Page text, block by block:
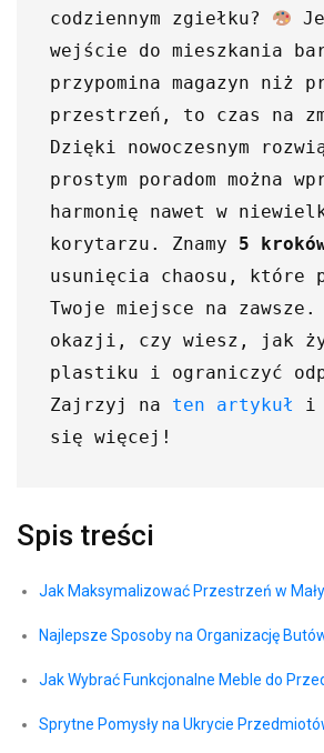
codziennym zgiełku?
wejście do mieszkania
przypomina magazyn niż
przestrzeń, to czas na
Dzięki nowoczesnym
prostym poradom można
harmonię nawet w
korytarzu. Znamy 5
usunięcia chaosu, które
Twoje miejsce na zawsze.
okazji, czy wiesz, jak
plastiku i ograniczyć
Zajrzyj na ten artykuł
i
Spis treści
Jak Maksymalizować ​Przestrzeń ⁣w
Najlepsze ‍Sposoby na Organizację
Jak Wybrać Funkcjonalne Meble do
Sprytne ​Pomysły na Ukrycie